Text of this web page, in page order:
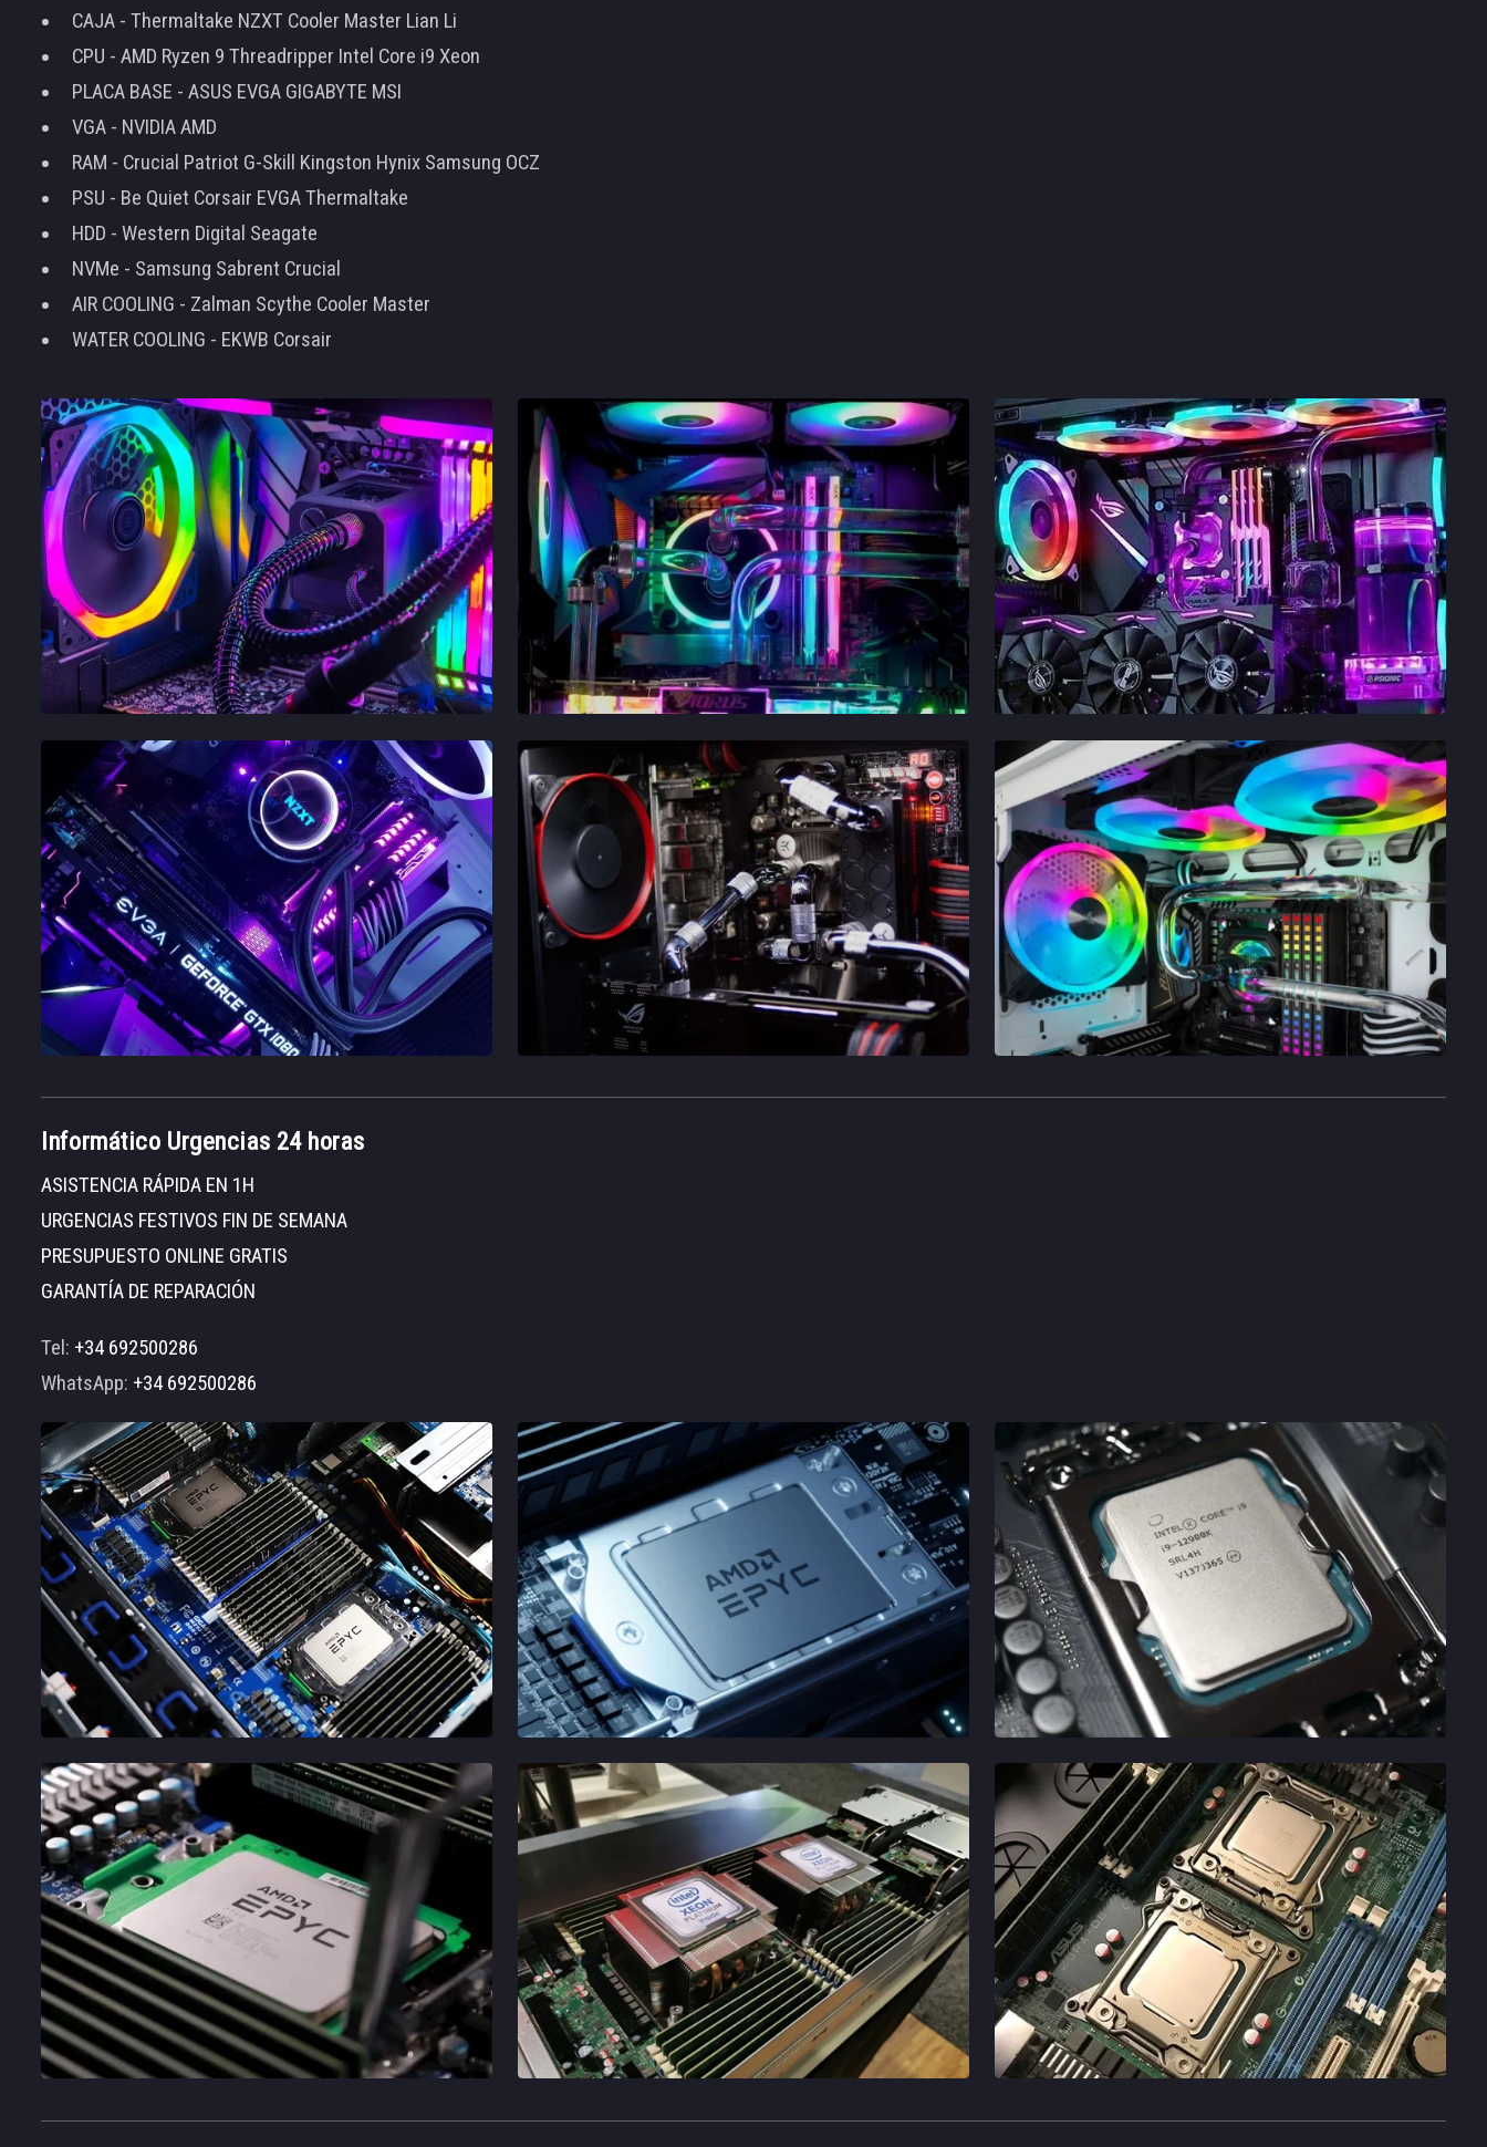
CAJA - Thermaltake NZXT Cooler Master Lian Li
CPU - AMD Ryzen 9 Threadripper Intel Core i9 Xeon
PLACA BASE - ASUS EVGA GIGABYTE MSI
VGA - NVIDIA AMD
RAM - Crucial Patriot G-Skill Kingston Hynix Samsung OCZ
PSU - Be Quiet Corsair EVGA Thermaltake
HDD - Western Digital Seagate
NVMe - Samsung Sabrent Crucial
AIR COOLING - Zalman Scythe Cooler Master
WATER COOLING - EKWB Corsair
Informático Urgencias 24 horas
ASISTENCIA RÁPIDA EN 1H
URGENCIAS FESTIVOS FIN DE SEMANA
PRESUPUESTO ONLINE GRATIS
GARANTÍA DE REPARACIÓN
Tel: +34 692500286
WhatsApp: +34 692500286